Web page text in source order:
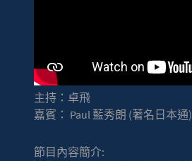
主持：卓飛
嘉賓： Paul 藍秀朗 (著名日本通)
節目內容簡介: